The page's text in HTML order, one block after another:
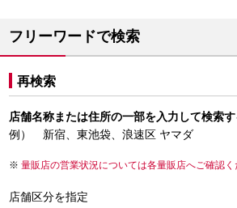
フリーワードで検索
再検索
店舗名称または住所の一部を入力して検索す
例） 新宿、東池袋、浪速区 ヤマダ
量販店の営業状況については各量販店へご確認く
店舗区分を指定